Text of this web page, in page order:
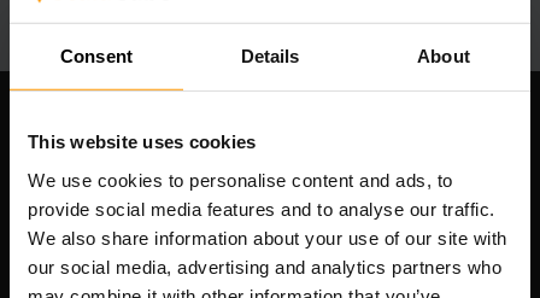
Consent Details About
This website uses cookies
We use cookies to personalise content and ads, to
provide social media features and to analyse our traffic.
We also share information about your use of our site with
our social media, advertising and analytics partners who
Naše společnost
Scalable Hosting Solutions OÜ
IČO: 14652605